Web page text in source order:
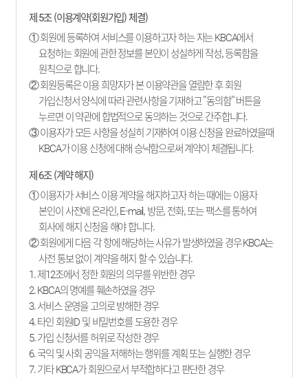
제 5조 (이용계약(회원가입) 체결)
① 회원에 등록하여 서비스를 이용하고자 하는 자는 KBCA에서
요청하는 회원에 관한 정보를 본인이 성실하게 작성, 등록함을
원칙으로 합니다.
② 회원등록은 이용 희망자가 본 이용약관을 열람한 후 회원
가입신청서 양식에 따라 관련사항을 기재하고 "동의함" 버튼을
누르면 이 약관에 합법적으로 동의하는 것으로 간주합니다.
③ 이용자가 모든 사항을 성실히 기재하여 이용 신청을 완료하였을때
KBCA가 이용 신청에 대해 승낙함으로써 계약이 체결됩니다.
제 6조 (계약 해지)
① 이용자가 서비스 이용 계약을 해지하고자 하는 때에는 이용자
본인이 사전에 온라인, E-mail, 방문, 전화, 또는 팩스를 통하여
회사에 해지 신청을 해야 합니다.
② 회원에게 다음 각 항에 해당하는 사유가 발생하였을 경우 KBCA는
사전 통보 없이 계약을 해지 할 수 있습니다.
1. 제12조에서 정한 회원의 의무를 위반한 경우
2. KBCA의 명예를 훼손하였을 경우
3. 서비스 운영을 고의로 방해한 경우
4. 타인 회원ID 및 비밀번호를 도용한 경우
5. 가입 신청서를 허위로 작성한 경우
6. 국익 및 사회 공익을 저해하는 행위를 계획 또는 실행한 경우
7. 기타 KBCA가 회원으로서 부적합하다고 판단한 경우